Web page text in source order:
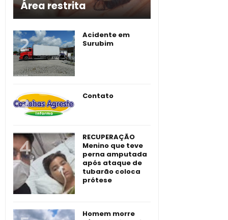
Área restrita
Acidente em
Surubim
Contato
RECUPERAÇÃO
Menino que teve
perna amputada
após ataque de
tubarão coloca
prótese
Homem morre